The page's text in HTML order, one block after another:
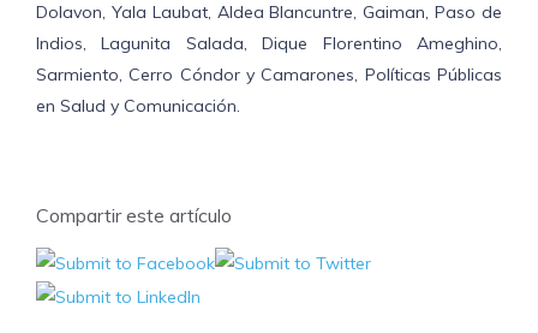
Dolavon, Yala Laubat, Aldea Blancuntre, Gaiman, Paso de
Indios, Lagunita Salada, Dique Florentino Ameghino,
Sarmiento, Cerro Cóndor y Camarones, Políticas Públicas
en Salud y Comunicación.
Compartir este artículo